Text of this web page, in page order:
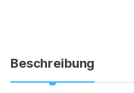
Beschreibung